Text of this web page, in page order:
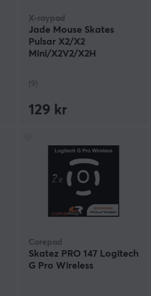
X-raypad
Jade Mouse Skates
Pulsar X2/X2
Mini/X2V2/X2H
(9)
129 kr
Corepad
Skatez PRO 147 Logitech
G Pro Wireless